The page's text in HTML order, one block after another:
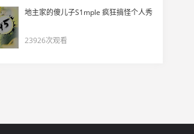
ESL Pro League S20 小组赛 9月14日高光合集
地主家的傻儿子S1mple 疯狂搞怪个人秀
23926次观看